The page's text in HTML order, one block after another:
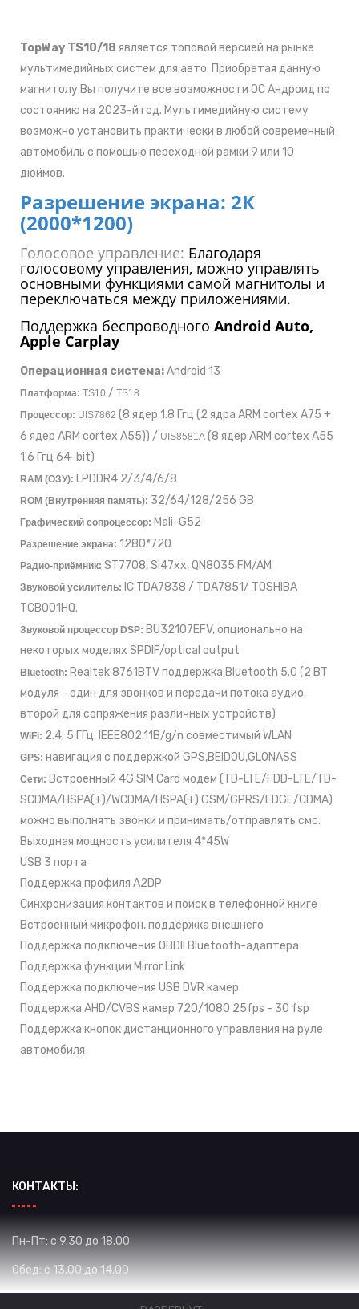
TopWay TS10/18 является топовой версией на рынке
мультимедийных систем для авто. Приобретая данную
магнитолу Вы получите все возможности ОС Андроид по
состоянию на 2023-й год. Мультимедийную систему
возможно установить практически в любой современный
автомобиль с помощью переходной рамки 9 или 10
дюймов.
Разрешение экрана: 2К
(2000*1200)
Голосовое управление: Благодаря
голосовому управления, можно управлять
основными функциями самой магнитолы и
переключаться между приложениями.
Поддержка беспроводного Android Auto,
Apple Carplay
Операционная система:Android 13
Платформа: TS10 / TS18
Процессор: UIS7862 (8 ядер 1.8 Ггц (2 ядра ARM cortex A75 +
6 ядер ARM cortex A55)) / UIS8581A (8 ядер ARM cortex A55
1.6 Ггц 64-bit)
RAM (ОЗУ): LPDDR4 2/3/4/6/8
ROM (Внутренняя память): 32/64/128/256 GB
Графический сопроцессор: Mali-G52
Разрешение экрана: 1280*720
Радио-приёмник: ST7708, SI47xx, QN8035 FM/AM
Звуковой усилитель: IC TDA7838 / TDA7851/ TOSHIBA
TCB001HQ.
Звуковой процессор DSP: BU32107EFV, опционально на
некоторых моделях SPDIF/optical output
Bluetooth: Realtek 8761BTV поддержка Bluetooth 5.0 (2 BT
модуля - один для звонков и передачи потока аудио,
второй для сопряжения различных устройств)
WiFi: 2.4, 5 ГГц, IEEE802.11B/g/n совместимый WLAN
GPS: навигация с поддержкой GPS,BEIDOU,GLONASS
Сети: Встроенный 4G SIM Card модем (TD-LTE/FDD-LTE/TD-
SCDMA/HSPA(+)/WCDMA/HSPA(+) GSM/GPRS/EDGE/CDMA)
можно выполнять звонки и принимать/отправлять смс.
Выходная мощность усилителя 4*45W
USB 3 порта
Поддержка профиля A2DP
Синхронизация контактов и поиск в телефонной книге
Встроенный микрофон, поддержка внешнего
Поддержка подключения OBDII Bluetooth-адаптера
Поддержка функции Mirror Link
Поддержка подключения USB DVR камер
Поддержка AHD/CVBS камер 720/1080 25fps - 30 fsp
Поддержка кнопок дистанционного управления на руле
автомобиля
КОНТАКТЫ:
Пн-Пт: с 9.30 до 18.00
Обед: с 13.00 до 14.00